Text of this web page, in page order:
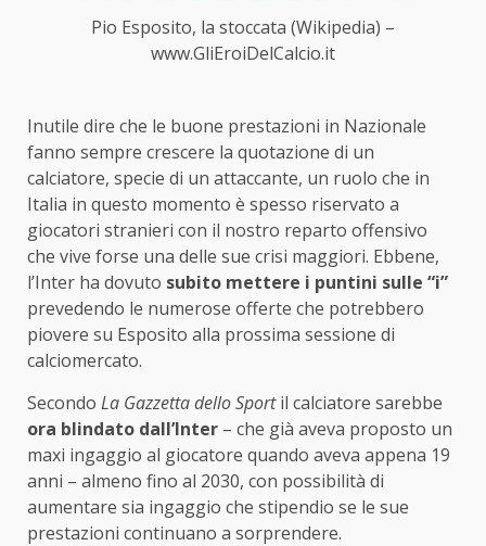
Pio Esposito, la stoccata (Wikipedia) –
www.GliEroiDelCalcio.it
Inutile dire che le buone prestazioni in Nazionale
fanno sempre crescere la quotazione di un
calciatore, specie di un attaccante, un ruolo che in
Italia in questo momento è spesso riservato a
giocatori stranieri con il nostro reparto offensivo
che vive forse una delle sue crisi maggiori. Ebbene,
l’Inter ha dovuto subito mettere i puntini sulle “i”
prevedendo le numerose offerte che potrebbero
piovere su Esposito alla prossima sessione di
calciomercato.
Secondo La Gazzetta dello Sportil calciatore sarebbe
ora blindato dall’Inter – che già aveva proposto un
maxi ingaggio al giocatore quando aveva appena 19
anni – almeno fino al 2030, con possibilità di
aumentare sia ingaggio che stipendio se le sue
prestazioni continuano a sorprendere.